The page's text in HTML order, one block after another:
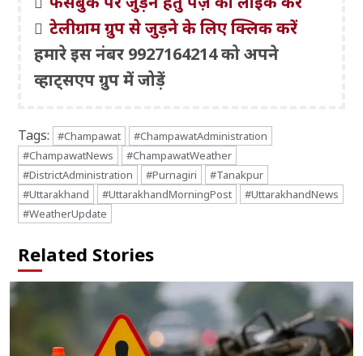
टेलीग्राम ग्रुप से जुड़ने के लिए क्लिक करें
हमारे इस नंबर 9927164214 को अपने
व्हाट्सएप ग्रुप में जोड़ें
Tags: #Champawat
#ChampawatAdministration
#ChampawatNews
#ChampawatWeather
#DistrictAdministration
#Purnagiri
#Tanakpur
#Uttarakhand
#UttarakhandMorningPost
#UttarakhandNews
#WeatherUpdate
Related Stories